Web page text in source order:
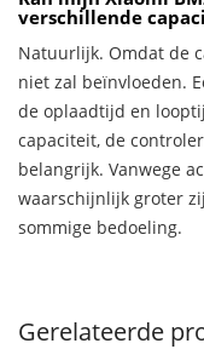
verschillende
Natuurlijk. Omdat de
niet zal beïnvloeden.
de oplaadtijd en
capaciteit, de
belangrijk. Vanwege
waarschijnlijk groter
sommige bedoeling.
Gerelateerde